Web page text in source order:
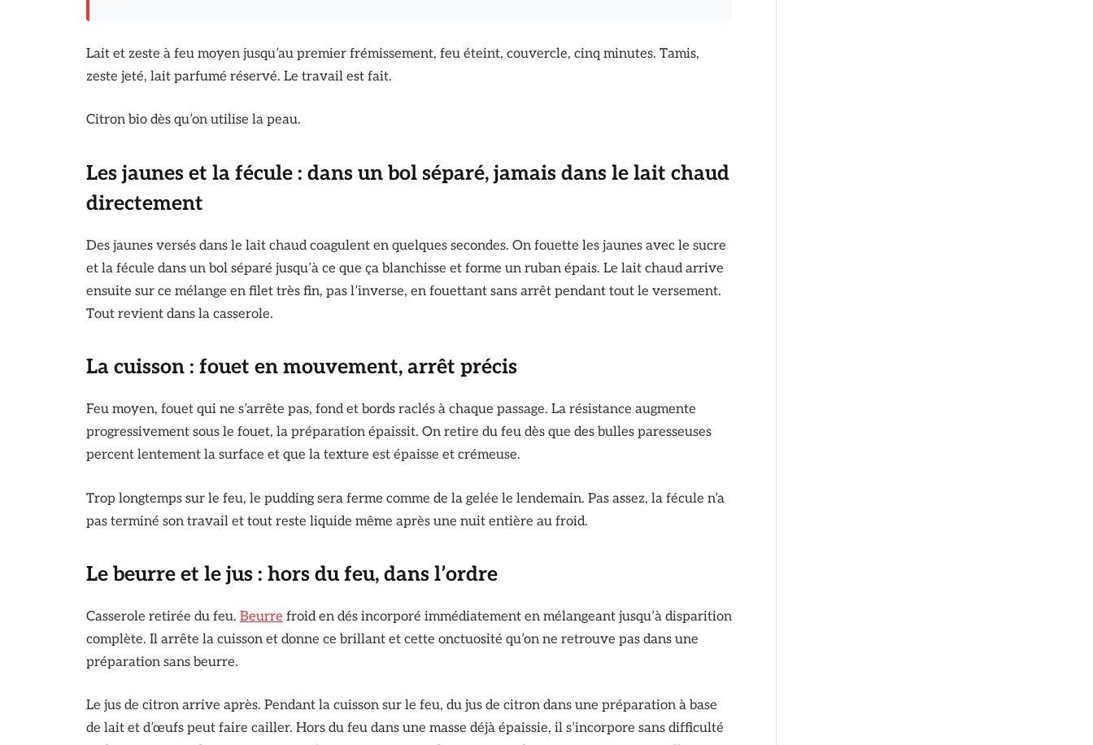
Lait et zeste à feu moyen jusqu’au premier frémissement, feu éteint, couvercle, cinq minutes. Tamis,
zeste jeté, lait parfumé réservé. Le travail est fait.
Citron bio dès qu’on utilise la peau.
Les jaunes et la fécule : dans un bol séparé, jamais dans le lait chaud
directement
Des jaunes versés dans le lait chaud coagulent en quelques secondes. On fouette les jaunes avec le sucre
et la fécule dans un bol séparé jusqu’à ce que ça blanchisse et forme un ruban épais. Le lait chaud arrive
ensuite sur ce mélange en filet très fin, pas l’inverse, en fouettant sans arrêt pendant tout le versement.
Tout revient dans la casserole.
La cuisson : fouet en mouvement, arrêt précis
Feu moyen, fouet qui ne s’arrête pas, fond et bords raclés à chaque passage. La résistance augmente
progressivement sous le fouet, la préparation épaissit. On retire du feu dès que des bulles paresseuses
percent lentement la surface et que la texture est épaisse et crémeuse.
Trop longtemps sur le feu, le pudding sera ferme comme de la gelée le lendemain. Pas assez, la fécule n’a
pas terminé son travail et tout reste liquide même après une nuit entière au froid.
Le beurre et le jus : hors du feu, dans l’ordre
Casserole retirée du feu. Beurre froid en dés incorporé immédiatement en mélangeant jusqu’à disparition
complète. Il arrête la cuisson et donne ce brillant et cette onctuosité qu’on ne retrouve pas dans une
préparation sans beurre.
Le jus de citron arrive après. Pendant la cuisson sur le feu, du jus de citron dans une préparation à base
de lait et d’œufs peut faire cailler. Hors du feu dans une masse déjà épaissie, il s’incorpore sans difficulté